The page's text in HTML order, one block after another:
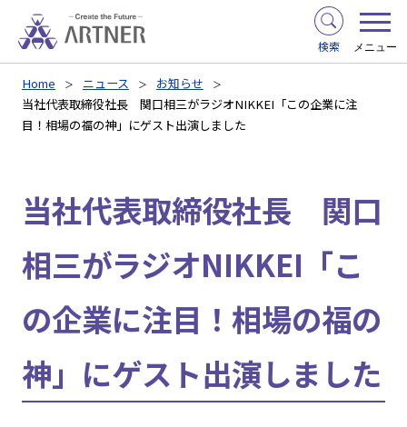
検索 メニュー
Home ニュース
お知らせ
当社代表取締役社長 関口相三がラジオNIKKEI「この企業に注
目！相場の福の神」にゲスト出演しました
当社代表取締役社長 関口
相三がラジオNIKKEI「こ
の企業に注目！相場の福の
神」にゲスト出演しました